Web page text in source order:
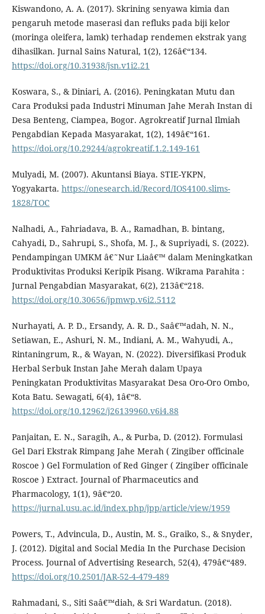
Kiswandono, A. A. (2017). Skrining senyawa kimia dan
pengaruh metode maserasi dan refluks pada biji kelor
(moringa oleifera, lamk) terhadap rendemen ekstrak yang
dihasilkan. Jurnal Sains Natural, 1(2), 126â€“134.
https://doi.org/10.31938/jsn.v1i2.21
Koswara, S., & Diniari, A. (2016). Peningkatan Mutu dan
Cara Produksi pada Industri Minuman Jahe Merah Instan di
Desa Benteng, Ciampea, Bogor. Agrokreatif Jurnal Ilmiah
Pengabdian Kepada Masyarakat, 1(2), 149â€“161.
https://doi.org/10.29244/agrokreatif.1.2.149-161
Mulyadi, M. (2007). Akuntansi Biaya. STIE-YKPN,
Yogyakarta. https://onesearch.id/Record/IOS4100.slims-
1828/TOC
Nalhadi, A., Fahriadava, B. A., Ramadhan, B. bintang,
Cahyadi, D., Sahrupi, S., Shofa, M. J., & Supriyadi, S. (2022).
Pendampingan UMKM â€˜Nur Liaâ€™ dalam Meningkatkan
Produktivitas Produksi Keripik Pisang. Wikrama Parahita :
Jurnal Pengabdian Masyarakat, 6(2), 213â€“218.
https://doi.org/10.30656/jpmwp.v6i2.5112
Nurhayati, A. P. D., Ersandy, A. R. D., Saâ€™adah, N. N.,
Setiawan, E., Ashuri, N. M., Indiani, A. M., Wahyudi, A.,
Rintaningrum, R., & Wayan, N. (2022). Diversifikasi Produk
Herbal Serbuk Instan Jahe Merah dalam Upaya
Peningkatan Produktivitas Masyarakat Desa Oro-Oro Ombo,
Kota Batu. Sewagati, 6(4), 1â€“8.
https://doi.org/10.12962/j26139960.v6i4.88
Panjaitan, E. N., Saragih, A., & Purba, D. (2012). Formulasi
Gel Dari Ekstrak Rimpang Jahe Merah ( Zingiber officinale
Roscoe ) Gel Formulation of Red Ginger ( Zingiber officinale
Roscoe ) Extract. Journal of Pharmaceutics and
Pharmacology, 1(1), 9â€“20.
https://jurnal.usu.ac.id/index.php/jpp/article/view/1959
Powers, T., Advincula, D., Austin, M. S., Graiko, S., & Snyder,
J. (2012). Digital and Social Media In the Purchase Decision
Process. Journal of Advertising Research, 52(4), 479â€“489.
https://doi.org/10.2501/JAR-52-4-479-489
Rahmadani, S., Siti Saâ€™diah, & Sri Wardatun. (2018).